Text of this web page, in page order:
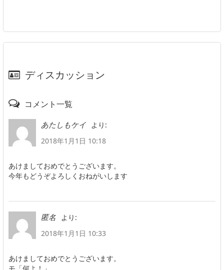
ディスカッション
コメント一覧
あたしもケイ
より:
2018年1月1日 10:18
あけましておめでとうございます。
今年もどうぞよろしくおねがいします
匿名
より:
2018年1月1日 10:33
あけましておめでとうございます。